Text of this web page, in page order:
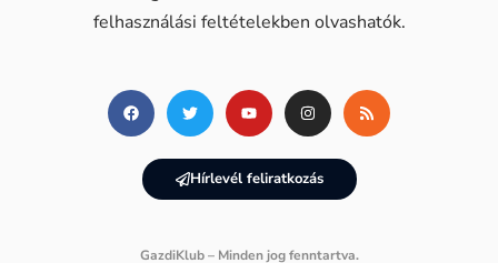
felhasználási feltételekben olvashatók.
Hírlevél feliratkozás
GazdiKlub – Minden jog fenntartva.